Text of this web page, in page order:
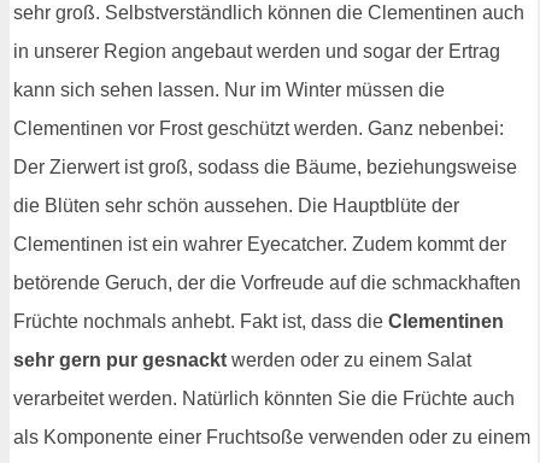
sehr groß. Selbstverständlich können die Clementinen auch
in unserer Region angebaut werden und sogar der Ertrag
kann sich sehen lassen. Nur im Winter müssen die
Clementinen vor Frost geschützt werden. Ganz nebenbei:
Der Zierwert ist groß, sodass die Bäume, beziehungsweise
die Blüten sehr schön aussehen. Die Hauptblüte der
Clementinen ist ein wahrer Eyecatcher. Zudem kommt der
betörende Geruch, der die Vorfreude auf die schmackhaften
Früchte nochmals anhebt. Fakt ist, dass die Clementinen
sehr gern pur gesnackt werden oder zu einem Salat
verarbeitet werden. Natürlich könnten Sie die Früchte auch
als Komponente einer Fruchtsoße verwenden oder zu einem